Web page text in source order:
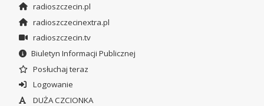
radioszczecin.pl
radioszczecinextra.pl
radioszczecin.tv
Biuletyn Informacji Publicznej
Posłuchaj teraz
Logowanie
DUŻA CZCIONKA